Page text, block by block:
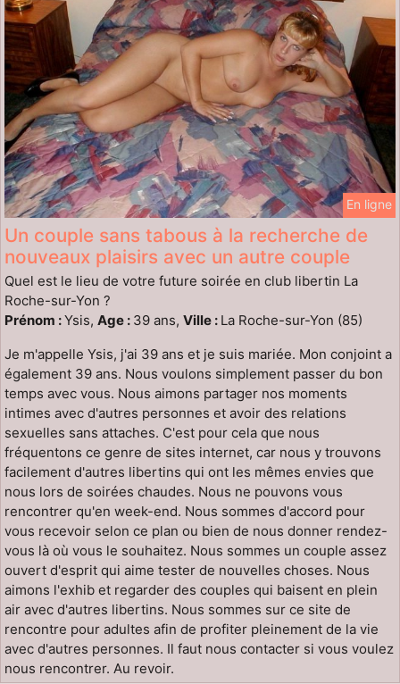
En ligne
Un couple sans tabous à la recherche de
nouveaux plaisirs avec un autre couple
Quel est le lieu de votre future soirée en club libertin La
Roche-sur-Yon ?
Prénom :Ysis, Age : 39 ans, Ville : La Roche-sur-Yon (85)
Je m'appelle Ysis, j'ai 39 ans et je suis mariée. Mon conjoint a
également 39 ans. Nous voulons simplement passer du bon
temps avec vous. Nous aimons partager nos moments
intimes avec d'autres personnes et avoir des relations
sexuelles sans attaches. C'est pour cela que nous
fréquentons ce genre de sites internet, car nous y trouvons
facilement d'autres libertins qui ont les mêmes envies que
nous lors de soirées chaudes. Nous ne pouvons vous
rencontrer qu'en week-end. Nous sommes d'accord pour
vous recevoir selon ce plan ou bien de nous donner rendez-
vous là où vous le souhaitez. Nous sommes un couple assez
ouvert d'esprit qui aime tester de nouvelles choses. Nous
aimons l'exhib et regarder des couples qui baisent en plein
air avec d'autres libertins. Nous sommes sur ce site de
rencontre pour adultes afin de profiter pleinement de la vie
avec d'autres personnes. Il faut nous contacter si vous voulez
nous rencontrer. Au revoir.